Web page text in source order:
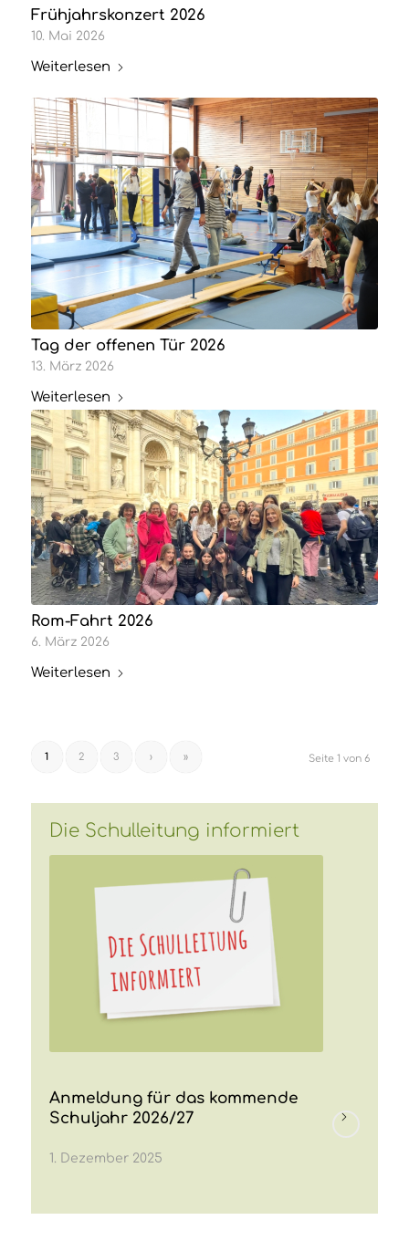
Frühjahrskonzert 2026
10. Mai 2026
Weiterlesen
Tag der offenen Tür 2026
13. März 2026
Weiterlesen
Rom-Fahrt 2026
6. März 2026
Weiterlesen
Seite 1 von 6
1 2 3 › »
Die Schulleitung informiert
Anmeldung für das kommende
Schuljahr 2026/27
1. Dezember 2025